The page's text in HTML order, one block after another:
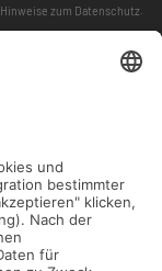
Hinweise zum Datenschutz.